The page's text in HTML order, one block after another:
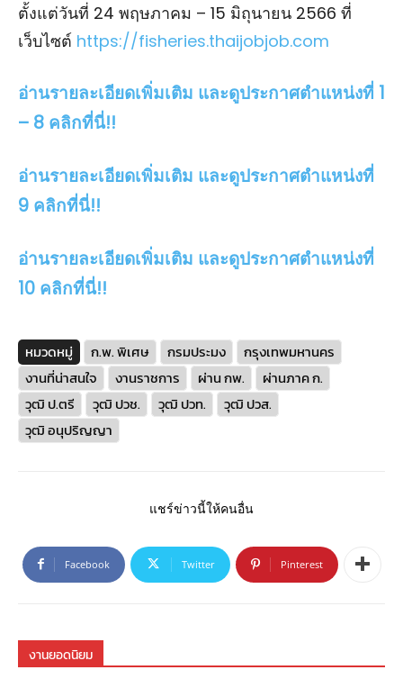
ตั้งแต่วันที่ 24 พฤษภาคม – 15 มิถุนายน 2566 ที่
เว็บไซต์ https://fisheries.thaijobjob.com
อ่านรายละเอียดเพิ่มเติม และดูประกาศตำแหน่งที่ 1
– 8 คลิกที่นี่!!
อ่านรายละเอียดเพิ่มเติม และดูประกาศตำแหน่งที่
9 คลิกที่นี่!!
อ่านรายละเอียดเพิ่มเติม และดูประกาศตำแหน่งที่
10 คลิกที่นี่!!
หมวดหมู่ ก.พ. พิเศษ กรมประมง
กรุงเทพมหานคร
งานที่น่าสนใจ
งานราชการ ผ่าน กพ.
ผ่านภาค ก.
วุฒิ ป.ตรี
วุฒิ ปวช. วุฒิ ปวท.
วุฒิ ปวส.
วุฒิ อนุปริญญา
แชร์ข่าวนี้ให้คนอื่น
Facebook Twitter Pinterest
งานยอดนิยม